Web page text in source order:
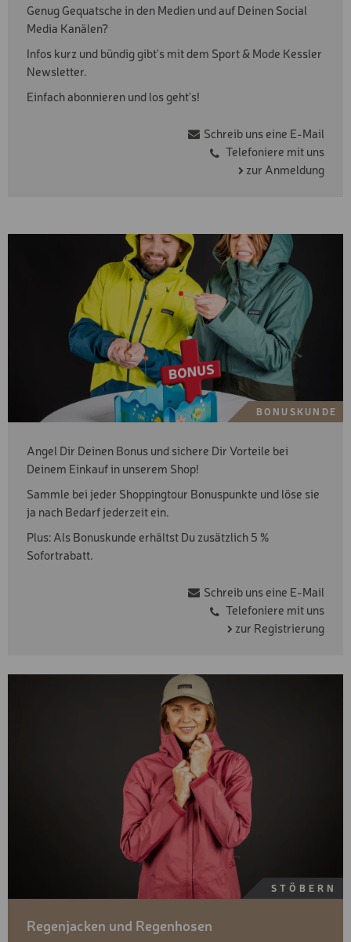
Genug Gequatsche in den Medien und auf Deinen Social
Media Kanälen?
Infos kurz und bündig gibt's mit dem Sport & Mode Kessler
Newsletter.
Einfach abonnieren und los geht's!
Schreib uns eine E-Mail
Telefoniere mit uns
zur Anmeldung
Angel Dir Deinen Bonus und sichere Dir Vorteile bei
Deinem Einkauf in unserem Shop!
Sammle bei jeder Shoppingtour Bonuspunkte und löse sie
ja nach Bedarf jederzeit ein.
Plus: Als Bonuskunde erhältst Du zusätzlich 5 %
Sofortrabatt.
BONUSKUNDE
Schreib uns eine E-Mail
Telefoniere mit uns
zur Registrierung
Regenjacken und Regenhosen
STÖBERN